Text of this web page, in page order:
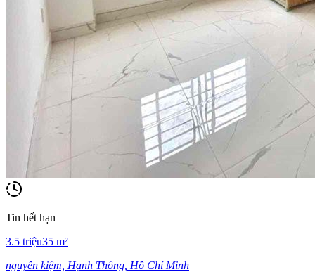
Tin hết hạn
3.5 triệu35 m²
nguyễn kiệm, Hạnh Thông, Hồ Chí Minh